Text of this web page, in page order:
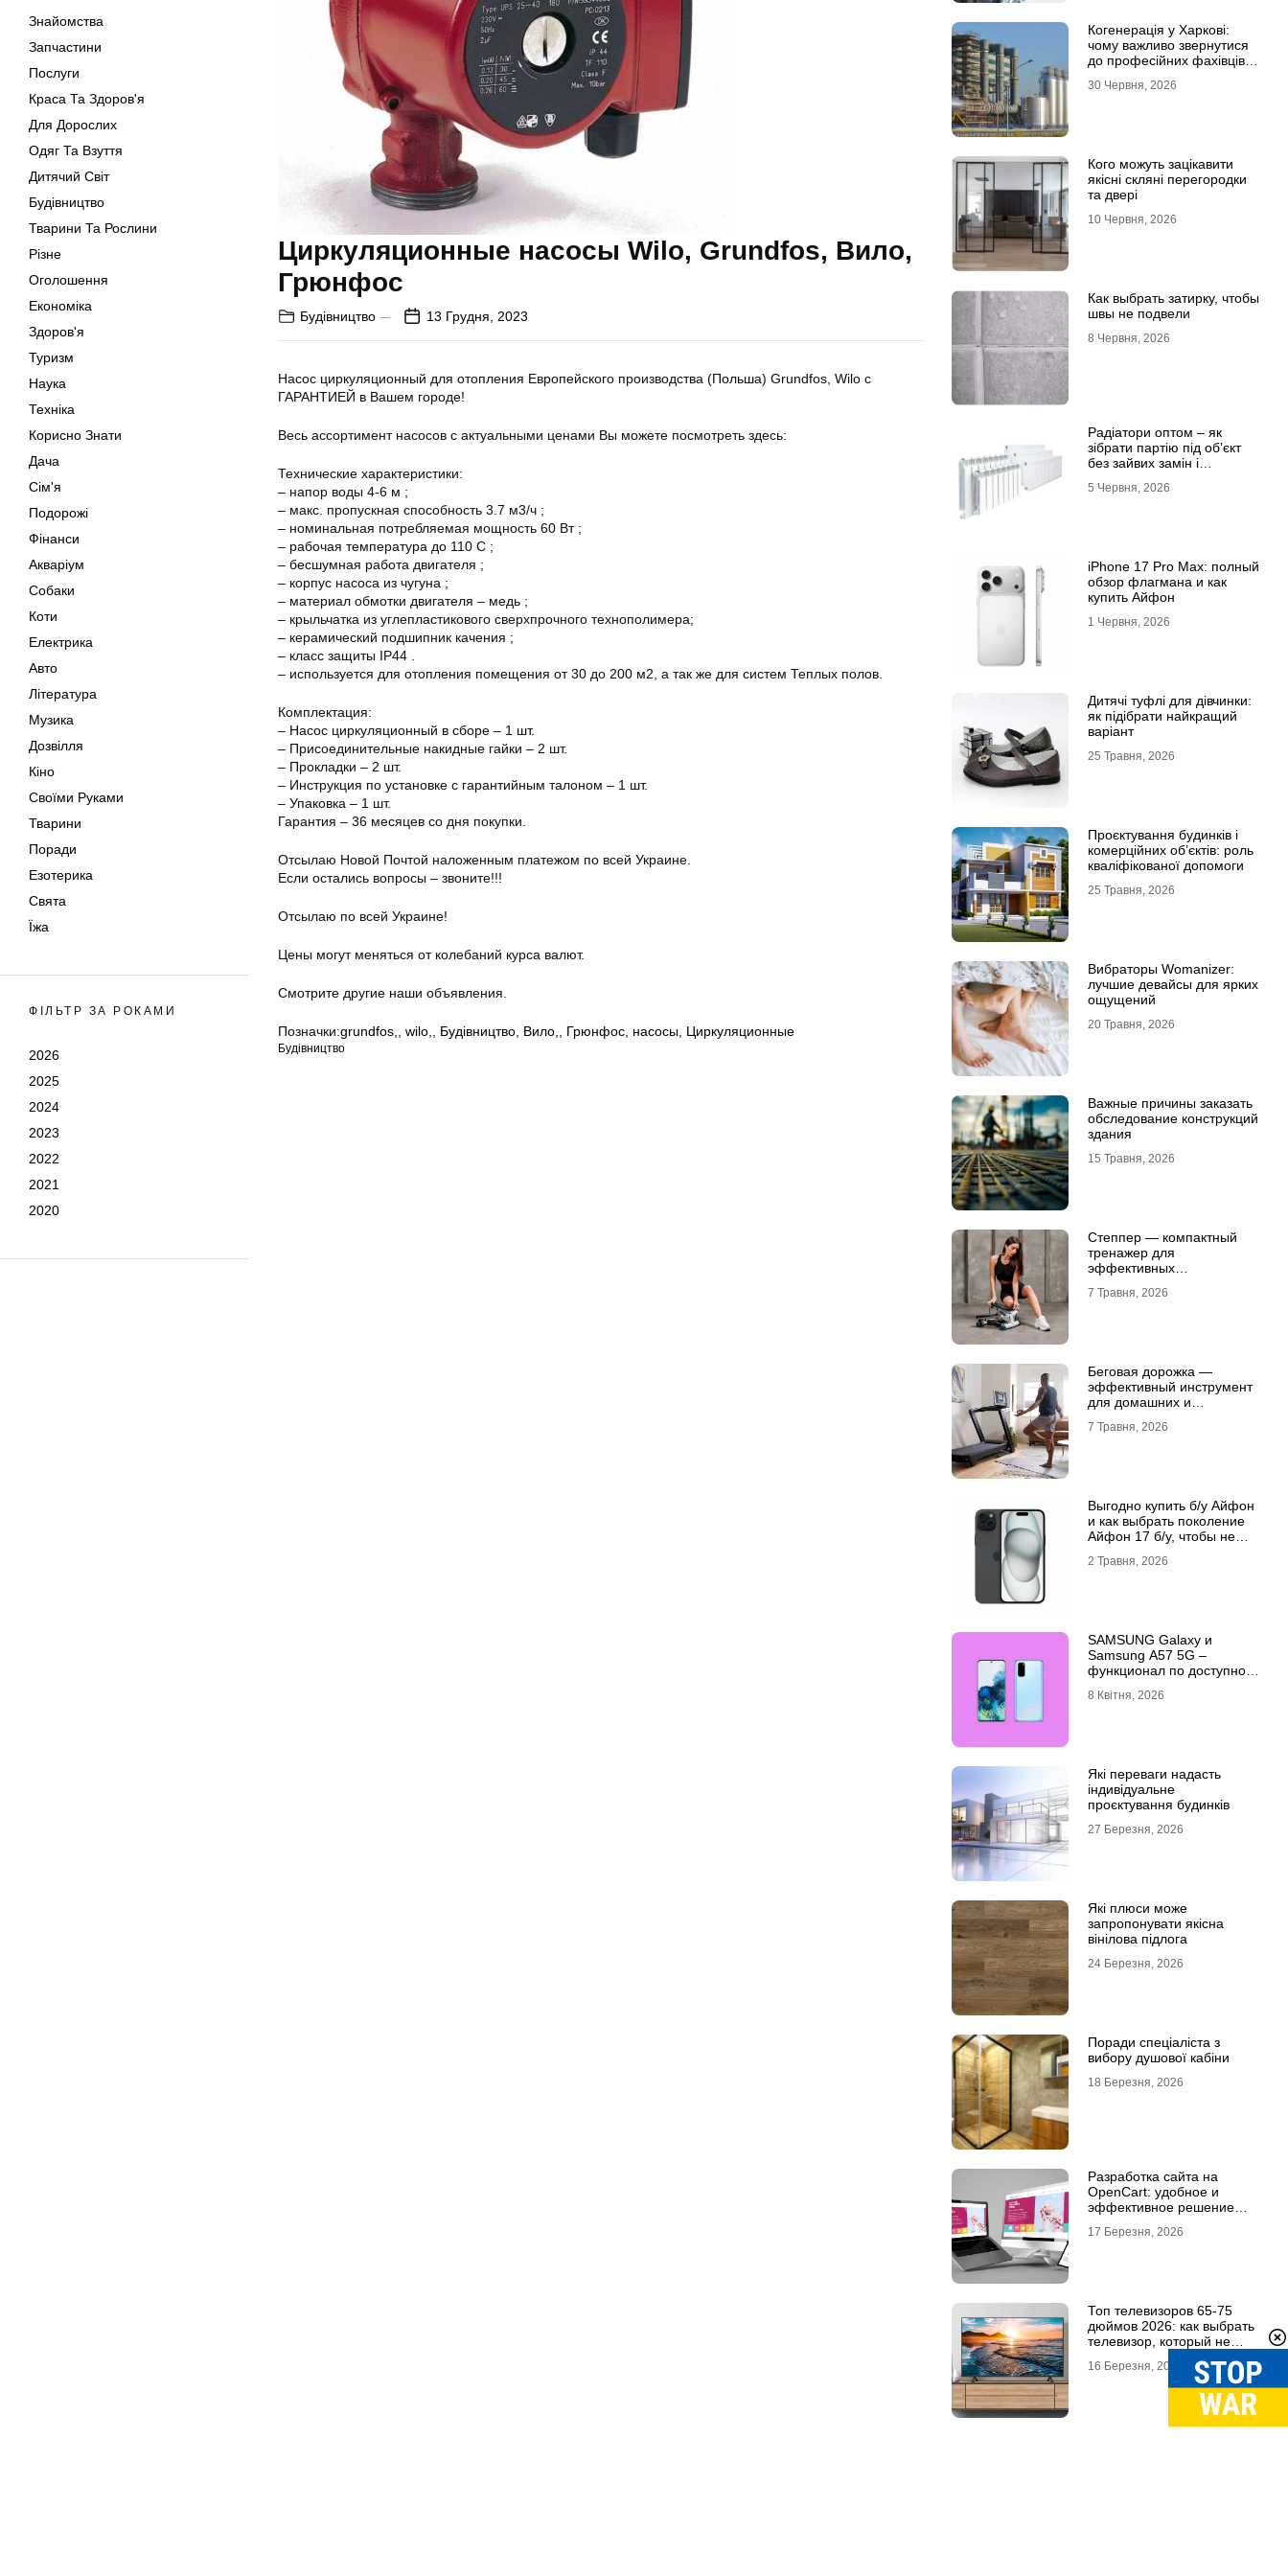
Знайомства
Запчастини
Послуги
Краса Та Здоров'я
Для Дорослих
Одяг Та Взуття
Дитячий Світ
Будівництво
Тварини Та Рослини
Різне
Оголошення
Економіка
Здоров'я
Туризм
Наука
Техніка
Корисно Знати
Дача
Сім'я
Подорожі
Фінанси
Акваріум
Собаки
Коти
Електрика
Авто
Література
Музика
Дозвілля
Кіно
Своїми Руками
Тварини
Поради
Езотерика
Свята
Їжа
ФІЛЬТР ЗА РОКАМИ
2026
2025
2024
2023
2022
2021
2020
Циркуляционные насосы Wilo, Grundfos, Вило,
Грюнфос
Будівництво 13 Грудня, 2023
Насос циркуляционный для отопления Европейского производства (Польша) Grundfos, Wilo с
ГАРАНТИЕЙ в Вашем городе!
Весь ассортимент насосов с актуальными ценами Вы можете посмотреть здесь:
Технические характеристики:
– напор воды 4-6 м ;
– макс. пропускная способность 3.7 м3/ч ;
– номинальная потребляемая мощность 60 Вт ;
– рабочая температура до 110 С ;
– бесшумная работа двигателя ;
– корпус насоса из чугуна ;
– материал обмотки двигателя – медь ;
– крыльчатка из углепластикового сверхпрочного технополимера;
– керамический подшипник качения ;
– класс защиты IP44 .
– используется для отопления помещения от 30 до 200 м2, а так же для систем Теплых полов.
Комплектация:
– Насос циркуляционный в сборе – 1 шт.
– Присоединительные накидные гайки – 2 шт.
– Прокладки – 2 шт.
– Инструкция по установке с гарантийным талоном – 1 шт.
– Упаковка – 1 шт.
Гарантия – 36 месяцев со дня покупки.
Отсылаю Новой Почтой наложенным платежом по всей Украине.
Если остались вопросы – звоните!!!
Отсылаю по всей Украине!
Цены могут меняться от колебаний курса валют.
Смотрите другие наши объявления.
Позначки:grundfos, wilo, Будівництво Вило, Грюнфос насосы Циркуляционные
Будівництво
Когенерація у Харкові:
чому важливо звернутися
до професійних фахівців з
30 Червня, 2026
Кого можуть зацікавити
якісні скляні перегородки
та двері
10 Червня, 2026
Как выбрать затирку, чтобы
швы не подвели
8 Червня, 2026
Радіатори оптом – як
зібрати партію під об’єкт
без зайвих замін і
5 Червня, 2026
iPhone 17 Pro Max: полный
обзор флагмана и как
купить Айфон
1 Червня, 2026
Дитячі туфлі для дівчинки:
як підібрати найкращий
варіант
25 Травня, 2026
Проєктування будинків і
комерційних об’єктів: роль
кваліфікованої допомоги
25 Травня, 2026
Вибраторы Womanizer:
лучшие девайсы для ярких
ощущений
20 Травня, 2026
Важные причины заказать
обследование конструкций
здания
15 Травня, 2026
Степпер — компактный
тренажер для
эффективных
7 Травня, 2026
Беговая дорожка —
эффективный инструмент
для домашних и
тренировок
7 Травня, 2026
Выгодно купить б/у Айфон
и как выбрать поколение
Айфон 17 б/у, чтобы не
2 Травня, 2026
SAMSUNG Galaxy и
Samsung A57 5G –
функционал по доступной
8 Квітня, 2026
Які переваги надасть
індивідуальне
проєктування будинків
27 Березня, 2026
Які плюси може
запропонувати якісна
вінілова підлога
24 Березня, 2026
Поради спеціаліста з
вибору душової кабіни
18 Березня, 2026
Разработка сайта на
OpenCart: удобное и
эффективное решение
17 Березня, 2026
Топ телевизоров 65-75
дюймов 2026: как выбрать
телевизор, который не
16 Березня, 2026